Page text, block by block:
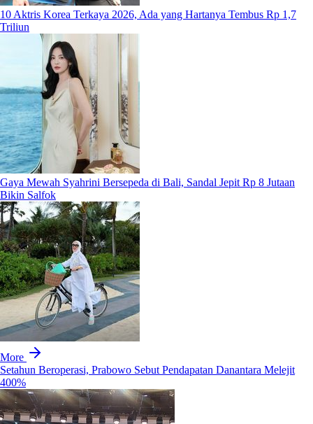
10 Aktris Korea Terkaya 2026, Ada yang Hartanya Tembus Rp 1,7
Triliun
Gaya Mewah Syahrini Bersepeda di Bali, Sandal Jepit Rp 8 Jutaan
Bikin Salfok
More
Setahun Beroperasi, Prabowo Sebut Pendapatan Danantara Melejit
400%